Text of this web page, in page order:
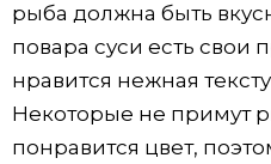
рыба должна быть
повара суси есть свои
нравится нежная
Некоторые не примут
понравится цвет,